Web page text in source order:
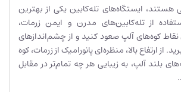
ایستگاه‌های تله‌کابین یکی از بهترین
از تله‌کابین‌های مدرن و ایمن زرمات،
نقاط کوه‌های آلپ صعود کنید و از چشم‌اندازهای
از ارتفاع بالا، منظره‌ای پانورامیک از زرمات، کوه
بلند آلپ، به زیبایی هر چه تمام‌تر در مقابل